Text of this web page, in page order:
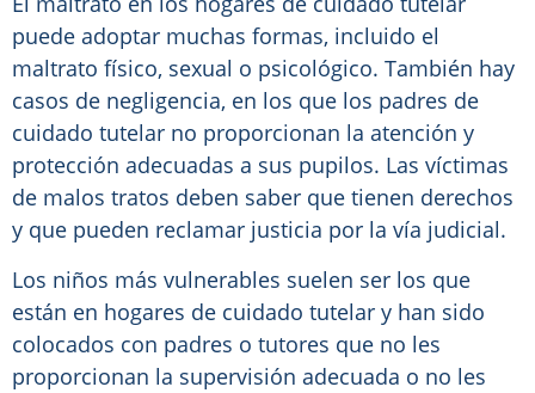
puede adoptar muchas formas, incluido el
maltrato físico, sexual o psicológico. También hay
casos de negligencia, en los que los padres de
cuidado tutelar no proporcionan la atención y
protección adecuadas a sus pupilos. Las víctimas
de malos tratos deben saber que tienen derechos
y que pueden reclamar justicia por la vía judicial.
Los niños más vulnerables suelen ser los que
están en hogares de cuidado tutelar y han sido
colocados con padres o tutores que no les
proporcionan la supervisión adecuada o no les